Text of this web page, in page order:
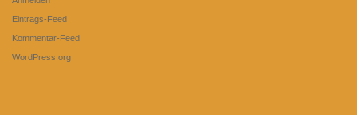
Eintrags-Feed
Kommentar-Feed
WordPress.org